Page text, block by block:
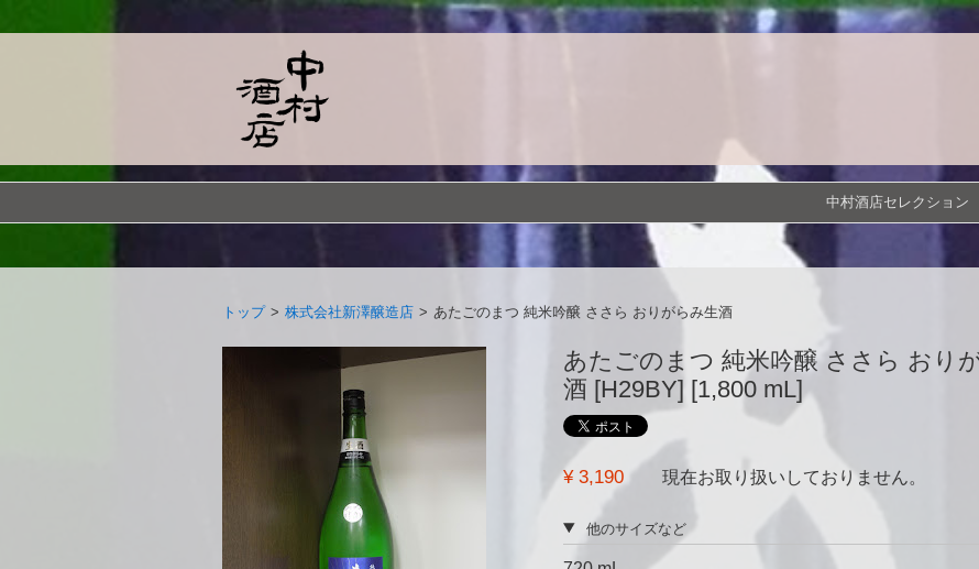
中村酒店セレクション
トップ > 株式会社新澤醸造店 > あたごのまつ 純米吟醸 ささら おりがらみ生酒
あたごのまつ 純米吟醸 ささら おり
酒 [H29BY] [1,800 mL]
¥ 3,190 現在お取り扱いしておりません。
他のサイズなど